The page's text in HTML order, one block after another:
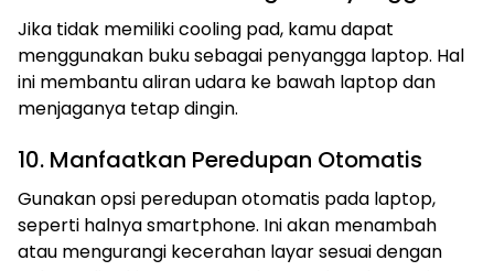
Jika tidak memiliki cooling pad, kamu dapat
menggunakan buku sebagai penyangga laptop. Hal
ini membantu aliran udara ke bawah laptop dan
menjaganya tetap dingin.
10. Manfaatkan Peredupan Otomatis
Gunakan opsi peredupan otomatis pada laptop,
seperti halnya smartphone. Ini akan menambah
atau mengurangi kecerahan layar sesuai dengan